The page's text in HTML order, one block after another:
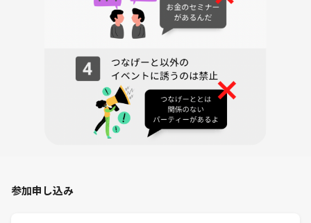
参加申し込み